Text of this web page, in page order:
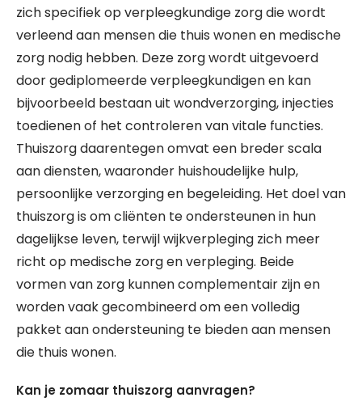
zich specifiek op verpleegkundige zorg die wordt
verleend aan mensen die thuis wonen en medische
zorg nodig hebben. Deze zorg wordt uitgevoerd
door gediplomeerde verpleegkundigen en kan
bijvoorbeeld bestaan uit wondverzorging, injecties
toedienen of het controleren van vitale functies.
Thuiszorg daarentegen omvat een breder scala
aan diensten, waaronder huishoudelijke hulp,
persoonlijke verzorging en begeleiding. Het doel van
thuiszorg is om cliënten te ondersteunen in hun
dagelijkse leven, terwijl wijkverpleging zich meer
richt op medische zorg en verpleging. Beide
vormen van zorg kunnen complementair zijn en
worden vaak gecombineerd om een volledig
pakket aan ondersteuning te bieden aan mensen
die thuis wonen.
Kan je zomaar thuiszorg aanvragen?